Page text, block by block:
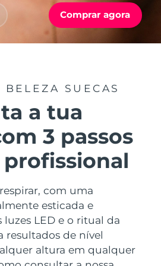
Comprar agora
SUECAS
a tua
3 passos
com uma
esticada e
LED e o ritual da
resultados de nível
altura em qualquer
pore care essentials
hair
Whitening Gel
Homens
Entrega prevista8/13/26
Entrega prevista 8/12/26
Entrega prevista
Entrega prevista8/11/26
Entrega prevista8/9/26
Entrega prevista
Entrega prevista8/10/26
Entrega prevista8/9/26